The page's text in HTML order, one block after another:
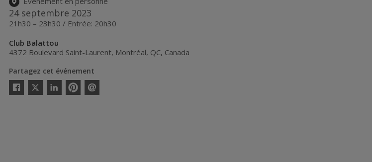
24 septembre 2023
21h30 – 23h30 / Entrée: 20h30
Club Balattou
4372 Boulevard Saint-Laurent, Montréal, QC, Canada
Partagez cet événement
Facebook
Twitter
LinkedinPinterestEnvoyer